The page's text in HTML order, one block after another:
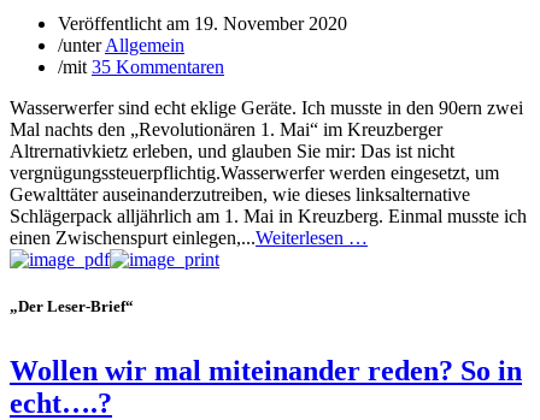
Veröffentlicht am 19. November 2020
/unterAllgemein
/mit 35 Kommentaren
Wasserwerfer sind echt eklige Geräte. Ich musste in den 90ern zwei
Mal nachts den „Revolutionären 1. Mai“ im Kreuzberger
Altrernativkietz erleben, und glauben Sie mir: Das ist nicht
vergnügungssteuerpflichtig.Wasserwerfer werden eingesetzt, um
Gewalttäter auseinanderzutreiben, wie dieses linksalternative
Schlägerpack alljährlich am 1. Mai in Kreuzberg. Einmal musste ich
einen Zwischenspurt einlegen,...Weiterlesen …
„Der Leser-Brief“
Wollen wir mal miteinander reden? So in
echt….?